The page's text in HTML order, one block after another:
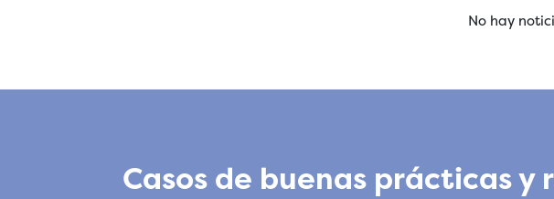
No hay
Casos de buenas prácticas